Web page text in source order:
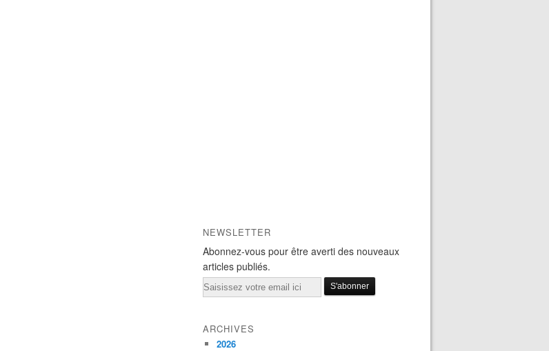
NEWSLETTER
Abonnez-vous pour être averti des nouveaux
articles publiés.
Email
ARCHIVES
2026